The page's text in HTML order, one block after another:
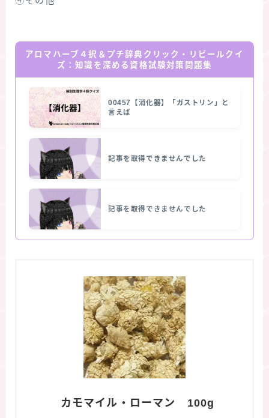
アロマハーブ４択＆プチ辞典クリック・リビールクイ
ズ：知識を深める資格試験対策問題集
00457【消化器】「ガストリン」と
言えば
記事を取得できませんでした
記事を取得できませんでした
カモマイル・ローマン 100g